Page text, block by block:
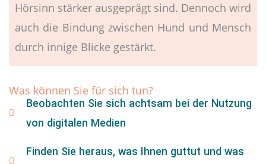
Hörsinn stärker ausgeprägt sind. Dennoch wird
auch die Bindung zwischen Hund und Mensch
durch innige Blicke gestärkt.
Was können Sie für sich tun?
Beobachten Sie sich achtsam bei der Nutzung
von digitalen Medien
Finden Sie heraus, was Ihnen guttut und was